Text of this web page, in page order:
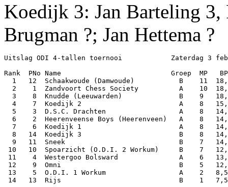
Koedijk 3: Jan Barteling
Brugman ?; Jan Hettema ?
Uitslag ODI 4-tallen toernooi            Zaterdag 3
Rank  PNo Name                           Groep  MP   BP
1   12  Schaakwoude (Damwoude)           B    11
2    1  Zandvoort Chess Society          A    10
3    8  Knudde (Leeuwarden)              B    9
4    7  Koedijk 2                        A    8
5    3  D.S.C. Drachten                  A    8
6    2  Heerenveense Boys (Heerenveen)   A    8
7    6  Koedijk 1                        A    8
8   14  Koedijk 3                        B    8
9   11  Sneek                            B    7
10   10  Spoarzicht (O.D.I. 2 Workum)     B    7
11    4  Westergoo Bolsward               A    6
12    9  Omni                             B    5
13    5  O.D.I. 1 Workum                  A    2
14   13  Rijs                             B    1   7,5